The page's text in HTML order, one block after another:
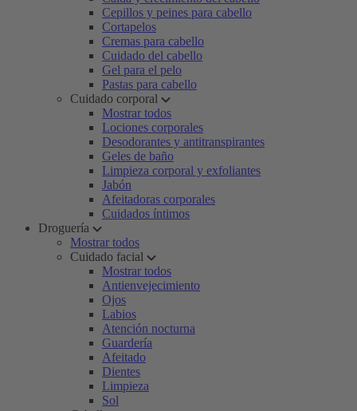
Cepillos y peines para cabello
Cortapelos
Cremas para cabello
Cuidado del cabello
Gel para el pelo
Pastas para cabello
Cuidado corporal
Mostrar todos
Lociones corporales
Desodorantes y antitranspirantes
Geles de baño
Limpieza corporal y exfoliantes
Jabón
Afeitadoras corporales
Cuidados íntimos
Droguería
Mostrar todos
Cuidado facial
Mostrar todos
Antienvejecimiento
Ojos
Labios
Atención nocturna
Guardería
Afeitado
Dientes
Limpieza
Sol